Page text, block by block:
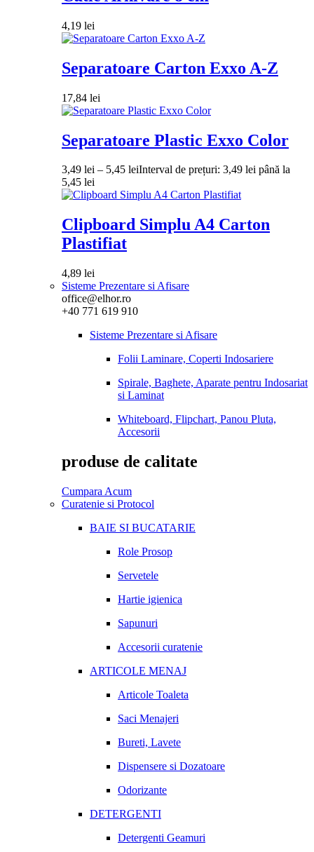
4,19 lei
Separatoare Carton Exxo A-Z
17,84 lei
Separatoare Plastic Exxo Color
3,49 lei – 5,45 leiInterval de prețuri: 3,49 lei până la
5,45 lei
Clipboard Simplu A4 Carton
Plastifiat
4,89 lei
Sisteme Prezentare si Afisare
office@elhor.ro
+40 771 619 910
Sisteme Prezentare si Afisare
Folii Laminare, Coperti Indosariere
Spirale, Baghete, Aparate pentru Indosariat
si Laminat
Whiteboard, Flipchart, Panou Pluta,
Accesorii
produse de calitate
Cumpara Acum
Curatenie si Protocol
BAIE SI BUCATARIE
Role Prosop
Servetele
Hartie igienica
Sapunuri
Accesorii curatenie
ARTICOLE MENAJ
Articole Toaleta
Saci Menajeri
Bureti, Lavete
Dispensere si Dozatoare
Odorizante
DETERGENTI
Detergenti Geamuri